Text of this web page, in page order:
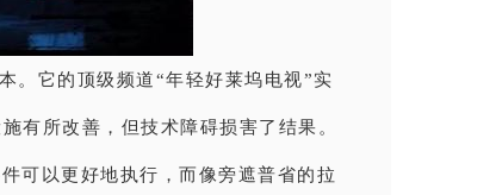
。它的顶级频道“年轻好莱坞电视”实
有所改善，但技术障碍损害了结果。
可以更好地执行，而像旁遮普省的拉